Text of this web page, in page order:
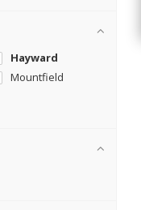
Hayward
Mountfield